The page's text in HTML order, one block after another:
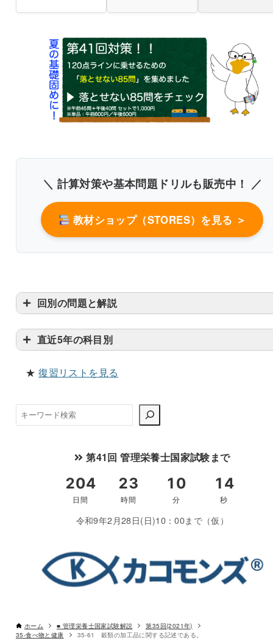
＼ 計算対策や基本問題ドリルも販売中！ ／
教材ショップ（STORES）を見る ＞
回別の問題と解説
直近5年の科目別
★復習リストを見る
検
索
第41回 管理栄養士国家試験まで
令和9年2月28日(日)10：00まで（仮）
ホーム ■ 管理栄養士国家試験解説
第35回(2021年)
35-食べ物と健康
35-61 穀類の加工品に関する記述である。